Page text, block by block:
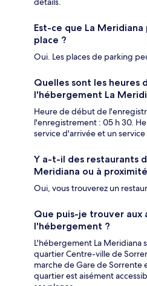
Est-ce que La
place ?
Oui. Les places de parking
Quelles sont les
l'hébergement La
Heure de début de
l'enregistrement : 05 h 30.
service d'arrivée et un
Y a-t-il des restaurants
Meridiana ou à
Oui, vous trouverez un
Que puis-je trouver aux
l'hébergement ?
L'hébergement La Meridiana
quartier Centre-ville de
marche de Gare de Sorrente
quartier est aisément